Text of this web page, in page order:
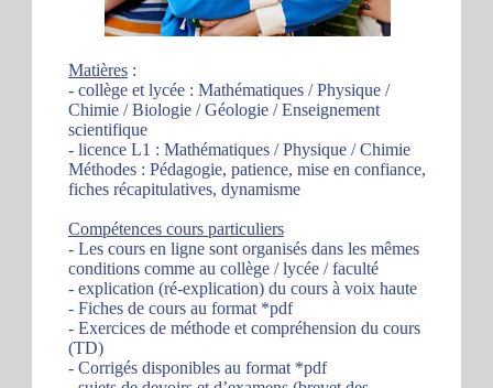
Matières :
- collège et lycée : Mathématiques / Physique /
Chimie / Biologie / Géologie / Enseignement
scientifique
- licence L1 : Mathématiques / Physique / Chimie
Méthodes : Pédagogie, patience, mise en confiance,
fiches récapitulatives, dynamisme
Compétences cours particuliers
- Les cours en ligne sont organisés dans les mêmes
conditions comme au collège / lycée / faculté
- explication (ré-explication) du cours à voix haute
- Fiches de cours au format *pdf
- Exercices de méthode et compréhension du cours
(TD)
- Corrigés disponibles au format *pdf